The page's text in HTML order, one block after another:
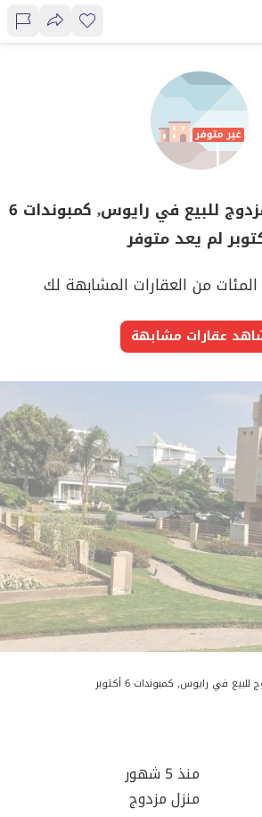
نعتذر, هذا منزل مزدوج للبيع في رايوس, كمبوندات 6
لم يعد متوفر
من العقارات المشابهة لك
عقارات مشابهة
في رايوس, كمبوندات 6 أكتوبر
منذ 5 شهور
منزل مزدوج